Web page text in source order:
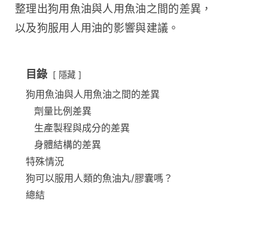
整理出狗用魚油與人用魚油之間的差異，
以及狗服用人用油的影響與建議。
目錄 隱藏
狗用魚油與人用魚油之間的差異
劑量比例差異
生產製程與成分的差異
身體結構的差異
特殊情況
狗可以服用人類的魚油丸/膠囊嗎？
總結